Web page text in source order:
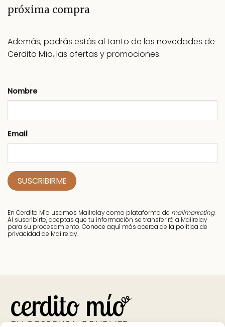
próxima compra
Además, podrás estás al tanto de las novedades de
Cerdito Mío, las ofertas y promociones.
Nombre
Email
En Cerdito Mío usamos Mailrelay como plataforma de mailmarketing.
Al suscribirte, aceptas que tu información se transferirá a Mailrelay
para su procesamiento.Conoce aquí más acerca de la política de
privacidad de Mailrelay.